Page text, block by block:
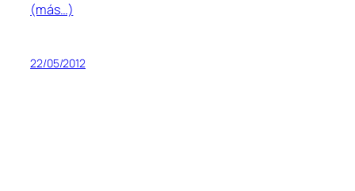
(más…)
22/05/2012